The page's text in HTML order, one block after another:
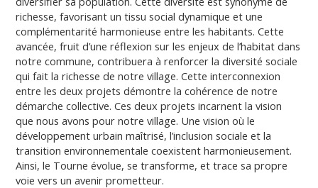
richesse, favorisant un tissu social dynamique et une
complémentarité harmonieuse entre les habitants. Cette
avancée, fruit d’une réflexion sur les enjeux de l’habitat dans
notre commune, contribuera à renforcer la diversité sociale
qui fait la richesse de notre village. Cette interconnexion
entre les deux projets démontre la cohérence de notre
démarche collective. Ces deux projets incarnent la vision
que nous avons pour notre village. Une vision où le
développement urbain maîtrisé, l’inclusion sociale et la
transition environnementale coexistent harmonieusement.
Ainsi, le Tourne évolue, se transforme, et trace sa propre
voie vers un avenir prometteur.